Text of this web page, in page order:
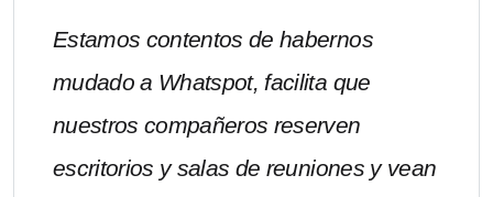
Estamos contentos de habernos
mudado a Whatspot, facilita que
nuestros compañeros reserven
escritorios y salas de reuniones y vean